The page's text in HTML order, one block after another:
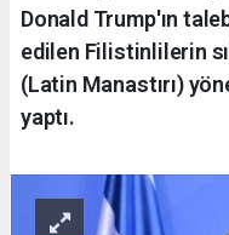
Donald Trump'ın
edilen Filistinlilerin
(Latin Manastırı)
yaptı.